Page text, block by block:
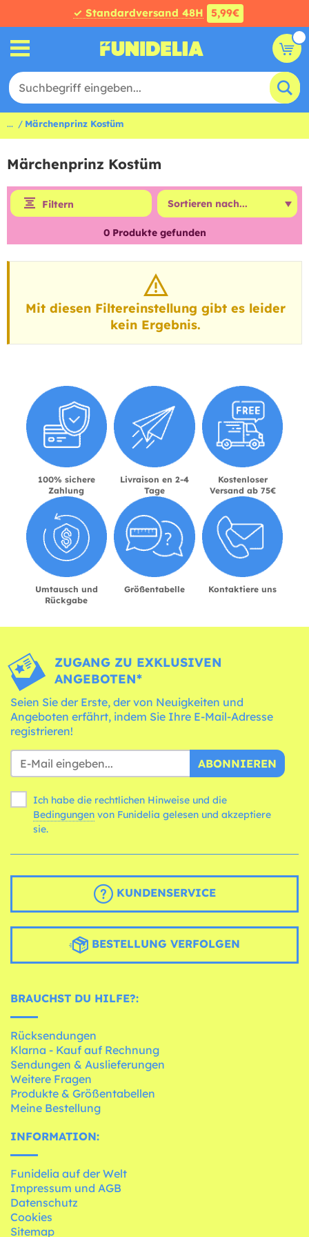
✓ Standardversand 48H 5,99€
... Märchenprinz Kostüm
Märchenprinz Kostüm
Filtern
0Produkte gefunden
Mit diesen Filtereinstellung gibt es leider
kein Ergebnis.
100% sichere
Zahlung
Livraison en 2-4
Tage
Kostenloser
Versand ab 75€
Umtausch und
Rückgabe
Größentabelle Kontaktiere uns
ZUGANG ZU EXKLUSIVEN
ANGEBOTEN*
Seien Sie der Erste, der von Neuigkeiten und
Angeboten erfährt, indem Sie Ihre E-Mail-Adresse
registrieren!
ABONNIEREN
Ich habe die rechtlichen Hinweise und die
Bedingungen
sie.
KUNDENSERVICE
BESTELLUNG VERFOLGEN
BRAUCHST DU HILFE?:
Rücksendungen
Klarna - Kauf auf Rechnung
Sendungen & Auslieferungen
Weitere Fragen
Produkte & Größentabellen
Meine Bestellung
INFORMATION:
Funidelia auf der Welt
Impressum und AGB
Datenschutz
Cookies
Sitemap